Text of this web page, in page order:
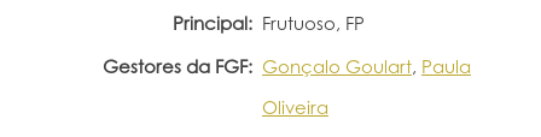
Principal: Frutuoso, FP
Gestores da FGF: Gonçalo Goulart, Paula
Oliveira